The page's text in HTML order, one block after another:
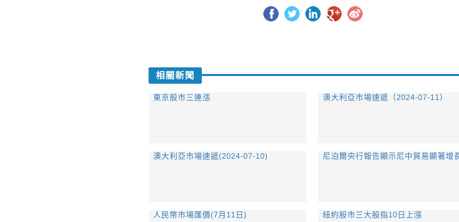
相關新聞
東京股市三連漲 澳大利亞市場速遞（2024-07-11）
澳大利亞市場速遞(2024-07-10) 尼泊爾央行報告顯示尼中貿易顯著增
人民幣市場匯價(7月11日) 紐約股市三大股指10日上漲